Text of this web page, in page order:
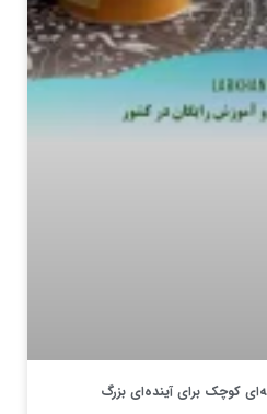
کوچک برای آینده‌ای بزرگ